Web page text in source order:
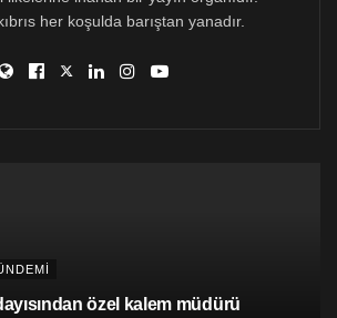
her koşulda barıştan yanadır.
özel kalem müdürü